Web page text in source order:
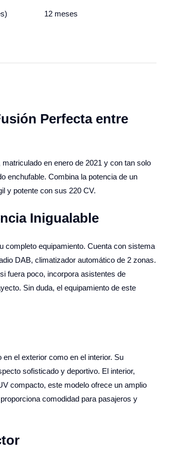
12 meses
Perfecta entre
en enero de 2021 y con tan solo
enchufable. Combina la potencia de un
y potente con sus 220 CV.
Inigualable
completo equipamiento. Cuenta con sistema
DAB, climatizador automático de 2 zonas.
fuera poco, incorpora asistentes de
Sin duda, el equipamiento de este
el exterior como en el interior. Su
sofisticado y deportivo. El interior,
compacto, este modelo ofrece un amplio
comodidad para pasajeros y